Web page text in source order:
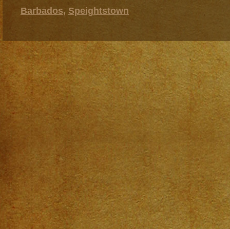
Barbados, Speightstown